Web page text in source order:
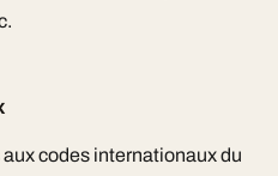
codes internationaux du